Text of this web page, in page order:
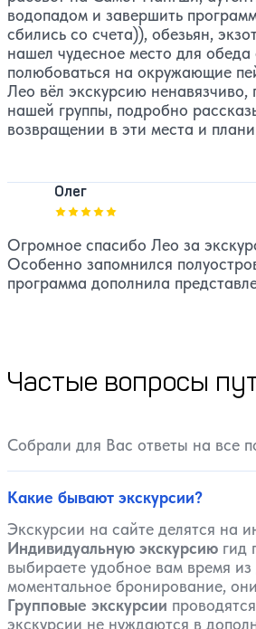
водопадом и завершить
сбились со счета)), обезьян,
нашел чудесное место для
полюбоваться на окружающие
Лео вёл экскурсию
нашей группы, подробно
возвращении в эти места и
Олег
Оценка, количество звезд:
Огромное спасибо Лео за
Особенно запомнился
программа дополнила
Частые вопросы
Собрали для Вас ответы на все
Какие бывают экскурсии?
Экскурсии на сайте делятся на
Индивидуальную экскурсию гид
выбираете удобное вам время
моментальное бронирование,
Групповые экскурсии
экскурсии не нуждаются в